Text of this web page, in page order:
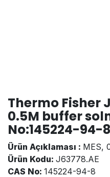
Thermo Fisher
0.5M buffer
No:145224-94-
Ürün Açıklaması : MES,
Ürün Kodu: J63778.AE
CAS No: 145224-94-8